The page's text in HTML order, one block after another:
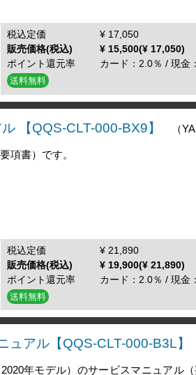
税込定価
¥ 17,050
販売価格(税込)
¥ 15,500(¥ 17,050)
ポイント還元率
カード：2.0％ / 現金
送料無料
【QQS-CLT-000-BX9】 （
項書）です。
税込定価
¥ 21,890
販売価格(税込)
¥ 19,900(¥ 21,890)
ポイント還元率
カード：2.0％ / 現金
送料無料
アル【QQS-CLT-000-B3L】
年モデル）のサービスマニュアル